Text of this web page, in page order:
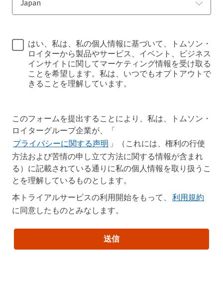
はい、私は、私の個人情報に基づいて、トムソン・
ロイターから製品やサービス、イベント、ビジネス
インサイトに関してマーケティング情報を受け取る
ことを希望します。私は、いつでもオプトアウトで
きることを理解しています。
このフォームを提出することにより、私は、トムソン・
ロイターグループ企業が、「
プライバシーに関する声明 」（これには、権利の行使
方法および苦情の申し立て方法に関する情報が含まれ
る）に記載されている通りに私の個人情報を取り扱うこ
とを理解しているものとします。
本トライアルサービスの利用開始をもって、
利用規約
に同意したものとみなします。
送信